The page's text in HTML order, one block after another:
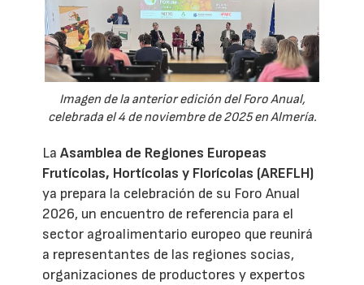
Imagen de la anterior edición del Foro Anual,
celebrada el 4 de noviembre de 2025 en Almería.
LaAsamblea de Regiones Europeas
Frutícolas, Hortícolas y Florícolas (AREFLH)
ya prepara la celebración de su Foro Anual
2026, un encuentro de referencia para el
sector agroalimentario europeo que reunirá
a representantes de las regiones socias,
organizaciones de productores y expertos